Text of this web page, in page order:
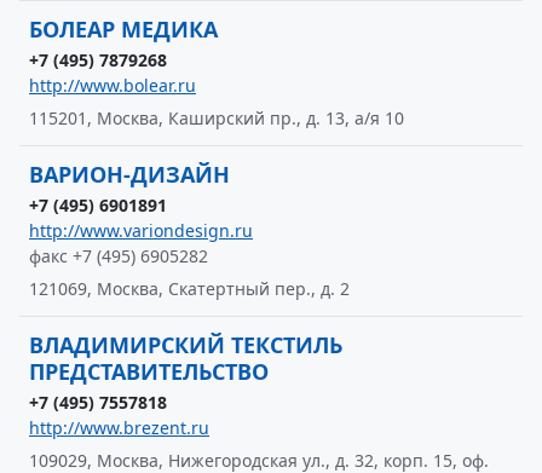
БОЛЕАР МЕДИКА
+7 (495) 7879268
http://www.bolear.ru
115201, Москва, Каширский пр., д. 13, а/я 10
ВАРИОН-ДИЗАЙН
+7 (495) 6901891
http://www.variondesign.ru
факс +7 (495) 6905282
121069, Москва, Скатертный пер., д. 2
ВЛАДИМИРСКИЙ ТЕКСТИЛЬ
ПРЕДСТАВИТЕЛЬСТВО
+7 (495) 7557818
http://www.brezent.ru
109029, Москва, Нижегородская ул., д. 32, корп. 15, оф.